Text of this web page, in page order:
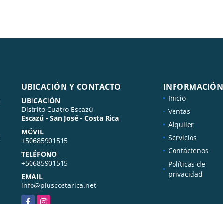
UBICACIÓN Y CONTACTO
UBICACIÓN
Distrito Cuatro Escazú
Escazú - San José - Costa Rica
MÓVIL
+50685901515
TELÉFONO
+50685901515
EMAIL
info@pluscostarica.net
FacebookInstagram
INFORMACIÓN
Inicio
Ventas
Alquiler
Servicios
Contáctenos
Políticas de
privacidad